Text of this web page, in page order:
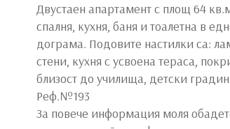
Двустаен апартамент с площ 64
спалня, кухня, баня и тоалетна в
дограма. Подовите настилки са:
стени, кухня с усвоена тераса,
близост до училища, детски
Реф.№193
За повече информация моля